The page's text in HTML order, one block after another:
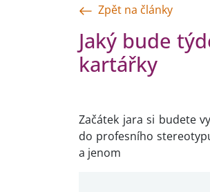
Zpět na články
Jaký bude
kartářky
Začátek jara si budete
do profesního
a jenom